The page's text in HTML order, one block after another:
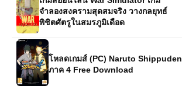
โหลดเกมส์ (PC) Naruto Shippuden
ภาค 4 Free Download
เกมออนไลน์ Stickman Destruction –
เกมสายฮา ทำลายล้างแบบไม่มีลิมิต